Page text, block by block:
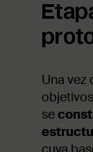
Una vez
se